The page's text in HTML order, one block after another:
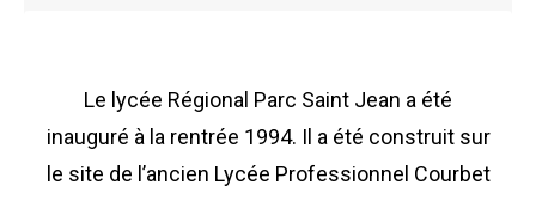
Le lycée Régional Parc Saint Jean a été
inauguré à la rentrée 1994. Il a été construit sur
le site de l’ancien Lycée Professionnel Courbet